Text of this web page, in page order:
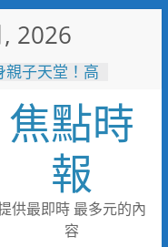
2026
親子天堂！高
八旬嬤 「人
找回返家路
爵士新火花
才培育成果
鳳山醫院結
宣導慶父親節
全台最大免費
年產業記
焦點時
報
供最即時 最多元的內
容